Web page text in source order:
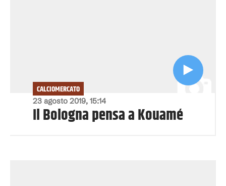
23 agosto 2019, 15:14
CALCIOMERCATO
Il Bologna pensa a Kouamé